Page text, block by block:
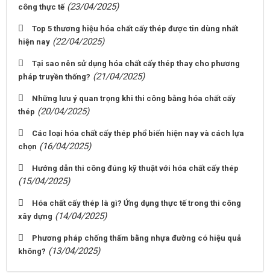
công thực tế (23/04/2025)
Top 5 thương hiệu hóa chất cấy thép được tin dùng nhất
hiện nay (22/04/2025)
Tại sao nên sử dụng hóa chất cấy thép thay cho phương
pháp truyền thống? (21/04/2025)
Những lưu ý quan trọng khi thi công bằng hóa chất cấy
thép (20/04/2025)
Các loại hóa chất cấy thép phổ biến hiện nay và cách lựa
chọn (16/04/2025)
Hướng dẫn thi công đúng kỹ thuật với hóa chất cấy thép
(15/04/2025)
Hóa chất cấy thép là gì? Ứng dụng thực tế trong thi công
xây dựng (14/04/2025)
Phương pháp chống thấm bằng nhựa đường có hiệu quả
không? (13/04/2025)